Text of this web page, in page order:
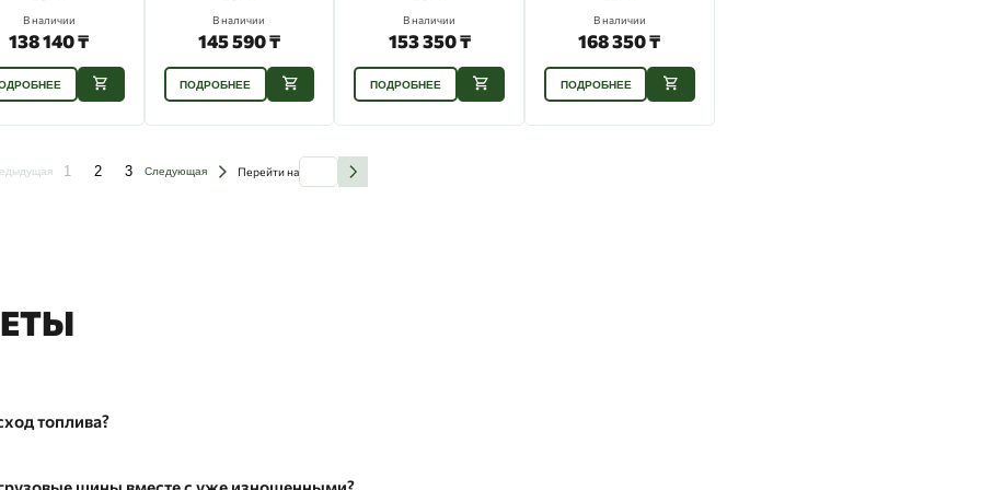
В наличии
138 140 ₸
В наличии
145 590 ₸
ПОДРОБНЕЕ
В наличии
153 350 ₸
ПОДРОБНЕЕ
В наличии
168 350 ₸
ПОДРОБНЕЕ
1 2 3 Следующая Перейти на
топлива?